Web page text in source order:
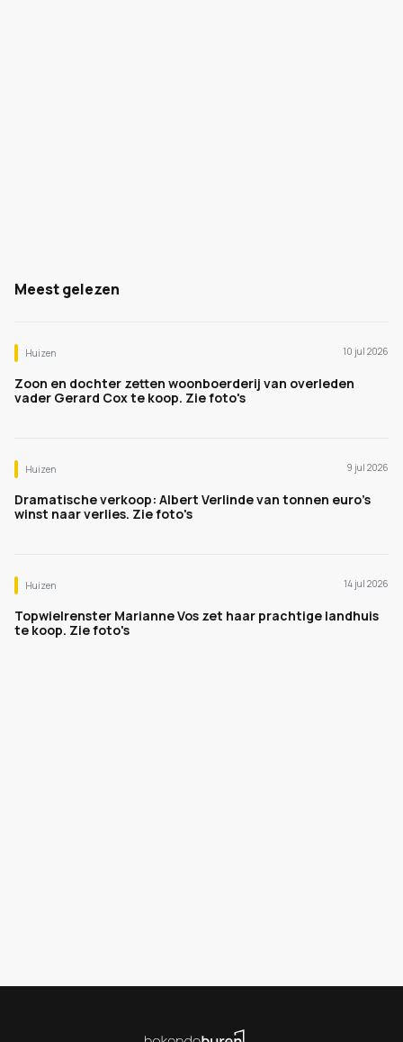
Meest gelezen
Huizen 10 jul 2026
Zoon en dochter zetten woonboerderij van overleden
vader Gerard Cox te koop. Zie foto's
Huizen 9 jul 2026
Dramatische verkoop: Albert Verlinde van tonnen euro's
winst naar verlies. Zie foto's
Huizen 14 jul 2026
Topwielrenster Marianne Vos zet haar prachtige landhuis
te koop. Zie foto's